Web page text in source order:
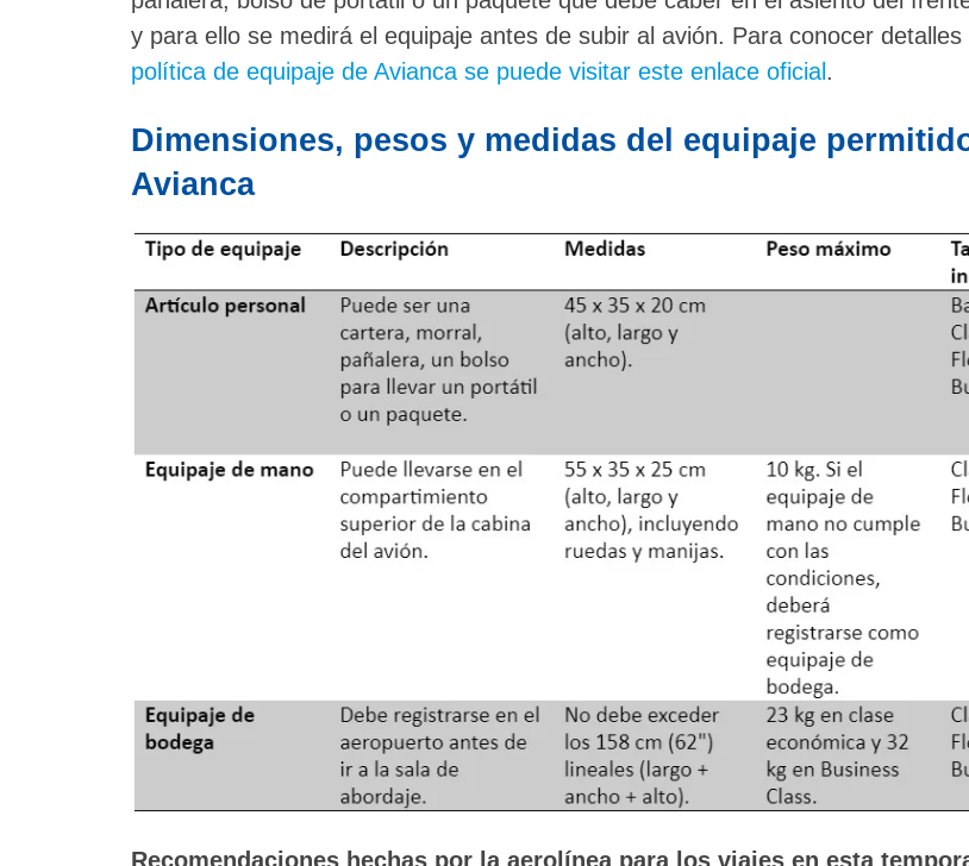
y para ello se medirá el equipaje antes de subir al avión. Para conocer detalles
política de equipaje de Avianca se puede visitar este enlace oficial .
Dimensiones, pesos y medidas del equipaje
Avianca
Recomendaciones hechas por la aerolínea para los viajes en esta